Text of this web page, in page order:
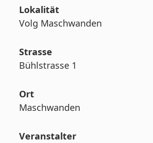
Lokalität
Volg Maschwanden
Strasse
Bühlstrasse 1
Ort
Maschwanden
Veranstalter